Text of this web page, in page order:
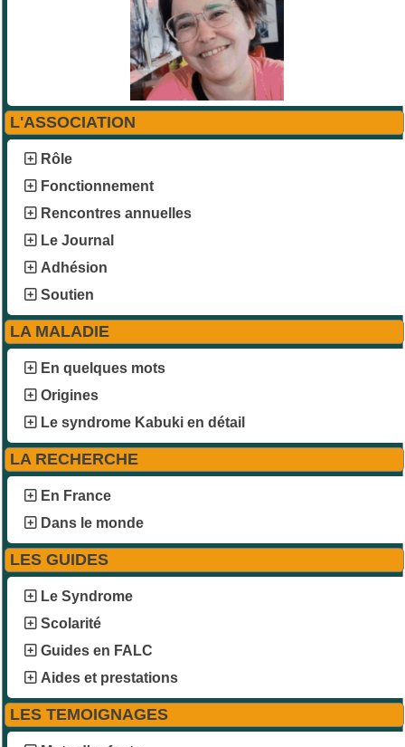
L'ASSOCIATION
Rôle
Fonctionnement
Rencontres annuelles
Le Journal
Adhésion
Soutien
LA MALADIE
En quelques mots
Origines
Le syndrome Kabuki en détail
LA RECHERCHE
En France
Dans le monde
LES GUIDES
Le Syndrome
Scolarité
Guides en FALC
Aides et prestations
LES TEMOIGNAGES